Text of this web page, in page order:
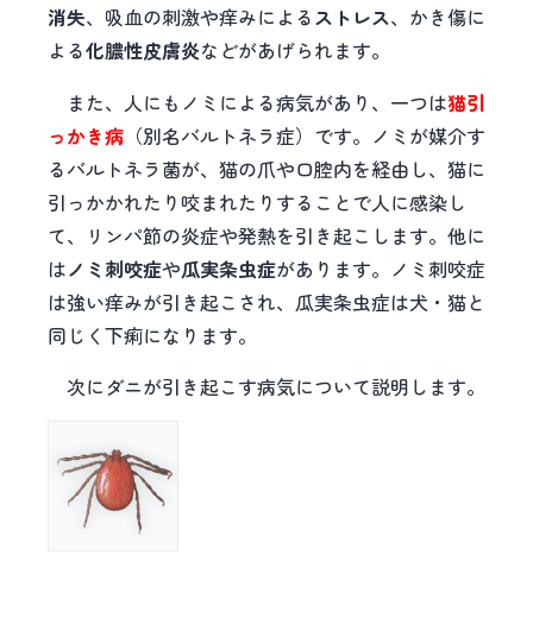
消失、吸血の刺激や痒みによるストレス、かき傷に
よる化膿性皮膚炎などがあげられます。
また、人にもノミによる病気があり、一つは猫引
っかき病 （別名バルトネラ症）です。ノミが媒介す
るバルトネラ菌が、猫の爪や口腔内を経由し、猫に
引っかかれたり咬まれたりすることで人に感染し
て、リンパ節の炎症や発熱を引き起こします。他に
はノミ刺咬症や瓜実条虫症があります。ノミ刺咬症
は強い痒みが引き起こされ、瓜実条虫症は犬・猫と
同じく下痢になります。
次にダニが引き起こす病気について説明します。